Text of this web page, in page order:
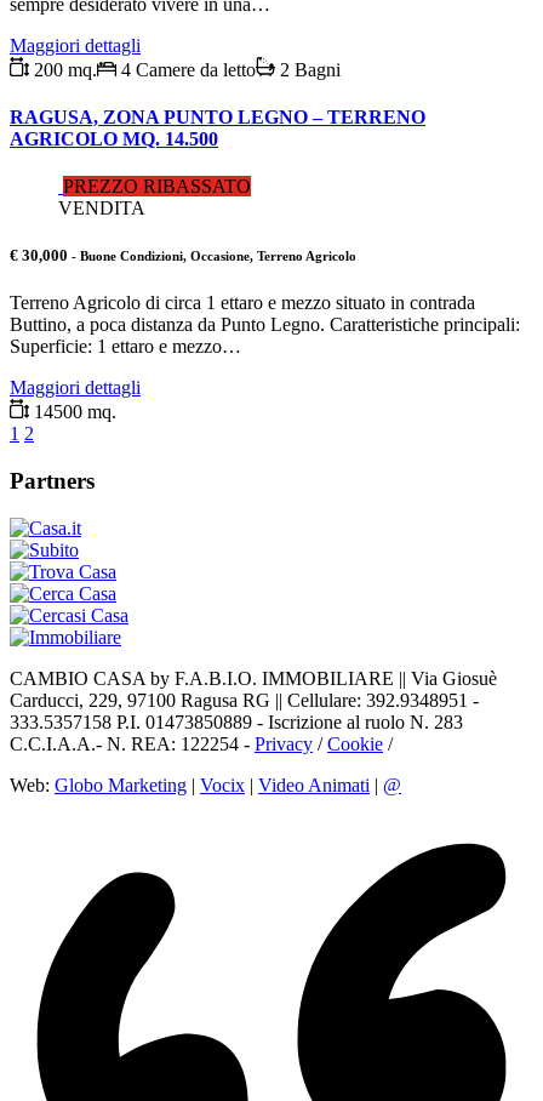
Maggiori dettagli
200 mq.
4 Camere da letto 2 Bagni
RAGUSA, ZONA PUNTO LEGNO – TERRENO
AGRICOLO MQ. 14.500
PREZZO RIBASSATO
VENDITA
€ 30,000 - Buone Condizioni, Occasione, Terreno Agricolo
Terreno Agricolo di circa 1 ettaro e mezzo situato in contrada
Buttino, a poca distanza da Punto Legno. Caratteristiche principali:
Superficie: 1 ettaro e mezzo…
Maggiori dettagli
14500 mq.
1 2
Partners
CAMBIO CASA by F.A.B.I.O. IMMOBILIARE || Via Giosuè
Carducci, 229, 97100 Ragusa RG || Cellulare: 392.9348951 -
333.5357158 P.I. 01473850889 - Iscrizione al ruolo N. 283
C.C.I.A.A.- N. REA: 122254 - Privacy /Cookie /
Web: Globo Marketing | Vocix | Video Animati | @